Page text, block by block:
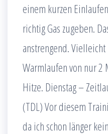
einem kurzen
richtig Gas zugeben.
anstrengend.
Warmlaufen von nur
Hitze. Dienstag –
(TDL) Vor diesem
da ich schon länger